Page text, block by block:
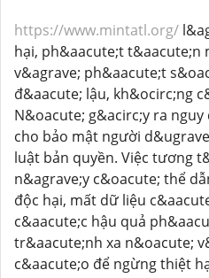
https://www.mintatl.org/
hại, ph&aacute;t t&aacute;n
v&agrave; ph&aacute;t
đ&aacute; lậu, kh&ocirc;ng
N&oacute; g&acirc;y ra
cho bảo mật người
luật bản quyền. Việc tương
n&agrave;y c&oacute; thể
độc hại, mất dữ liệu
c&aacute;c hậu quả
tr&aacute;nh xa n&oacute;
c&aacute;o để ngừng thiệt